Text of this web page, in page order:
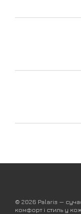
© 2026 Palaris —
комфорт і стиль у